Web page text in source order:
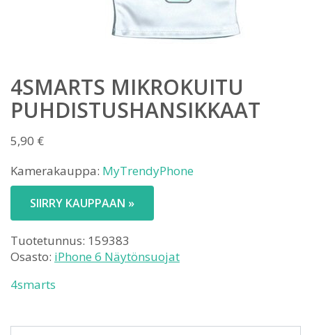
4SMARTS MIKROKUITU
PUHDISTUSHANSIKKAAT
5,90 €
Kamerakauppa: MyTrendyPhone
SIIRRY KAUPPAAN »
Tuotetunnus: 159383
Osasto: iPhone 6 Näytönsuojat
4smarts